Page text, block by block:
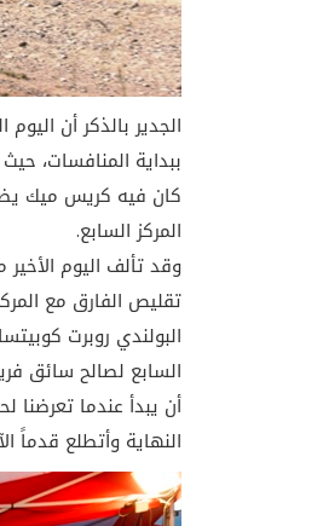
الجدير بالذكر أن
ببداية المنافسات،
كان فيه كريس ميك
المركز السابع.
البولندي روبرت
السابع لصالح سائق
أن يبدأ عندما تعرضنا
النهاية وأتطلع قدماً